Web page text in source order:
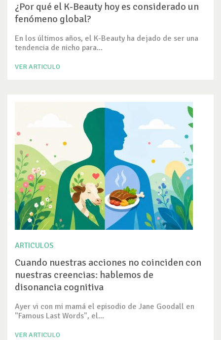
¿Por qué el K-Beauty hoy es considerado un
fenómeno global?
En los últimos años, el K-Beauty ha dejado de ser una
tendencia de nicho para...
VER ARTICULO
ARTICULOS
Cuando nuestras acciones no coinciden con
nuestras creencias: hablemos de
disonancia cognitiva
Ayer vi con mi mamá el episodio de Jane Goodall en
"Famous Last Words", el...
VER ARTICULO